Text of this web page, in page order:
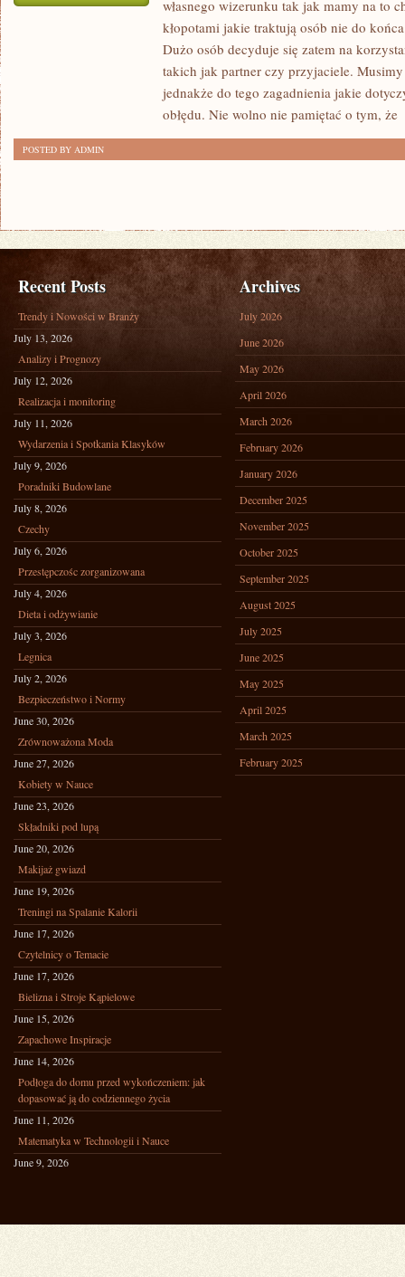
własnego wizerunku tak jak mamy na to
kłopotami jakie traktują osób nie do
Dużo osób decyduje się zatem na
takich jak partner czy przyjaciele.
jednakże do tego zagadnienia jakie
obłędu. Nie wolno nie pamiętać o tym, że
POSTED BY ADMIN
Recent Posts
Trendy i Nowości w Branży
July 13, 2026
Analizy i Prognozy
July 12, 2026
Realizacja i monitoring
July 11, 2026
Wydarzenia i Spotkania Klasyków
July 9, 2026
Poradniki Budowlane
July 8, 2026
Czechy
July 6, 2026
Przestępczośc zorganizowana
July 4, 2026
Dieta i odżywianie
July 3, 2026
Legnica
July 2, 2026
Bezpieczeństwo i Normy
June 30, 2026
Zrównoważona Moda
June 27, 2026
Kobiety w Nauce
June 23, 2026
Składniki pod lupą
June 20, 2026
Makijaż gwiazd
June 19, 2026
Treningi na Spalanie Kalorii
June 17, 2026
Czytelnicy o Temacie
June 17, 2026
Bielizna i Stroje Kąpielowe
June 15, 2026
Zapachowe Inspiracje
June 14, 2026
Podłoga do domu przed wykończeniem: jak
dopasować ją do codziennego życia
June 11, 2026
Matematyka w Technologii i Nauce
June 9, 2026
Archives
July 2026
June 2026
May 2026
April 2026
March 2026
February 2026
January 2026
December 2025
November 2025
October 2025
September 2025
August 2025
July 2025
June 2025
May 2025
April 2025
March 2025
February 2025